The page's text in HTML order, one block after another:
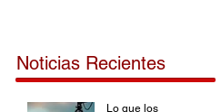
Noticias Recientes
Lo que los